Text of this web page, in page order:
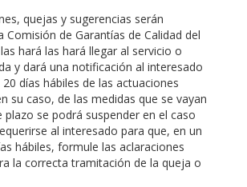
quejas y sugerencias serán
Comisión de Garantías de Calidad del
hará las hará llegar al servicio o
y dará una notificación al interesado
días hábiles de las actuaciones
su caso, de las medidas que se vayan
plazo se podrá suspender en el caso
al interesado para que, en un
hábiles, formule las aclaraciones
la correcta tramitación de la queja o